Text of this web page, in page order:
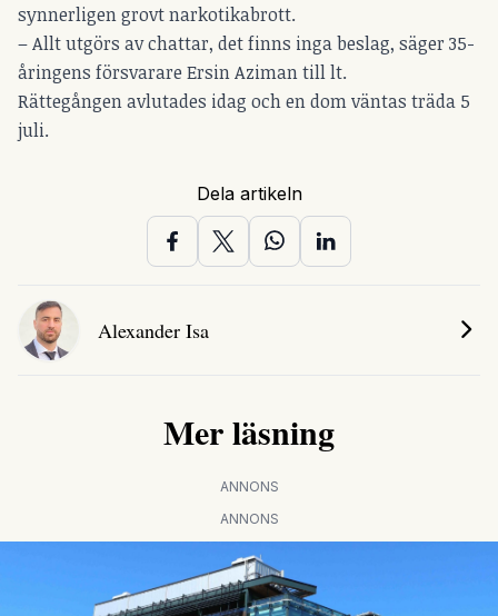
synnerligen grovt narkotikabrott.
– Allt utgörs av chattar, det finns inga beslag, säger 35-
åringens försvarare Ersin Aziman till lt.
Rättegången avlutades idag och en dom väntas träda 5
juli.
Dela artikeln
Alexander Isa
Mer läsning
ANNONS
ANNONS